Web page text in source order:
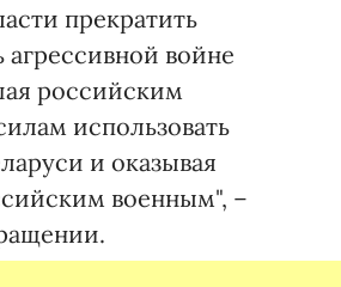
прекратить
агрессивной войне
российским
использовать
и оказывая
военным", –